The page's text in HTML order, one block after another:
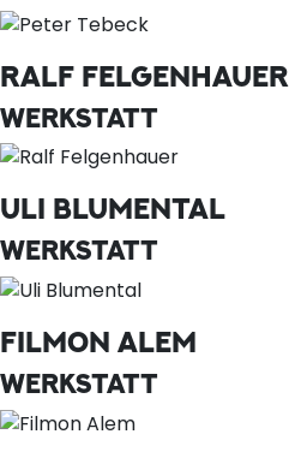
RALF FELGENHAUER
WERKSTATT
ULI BLUMENTAL
WERKSTATT
FILMON ALEM
WERKSTATT